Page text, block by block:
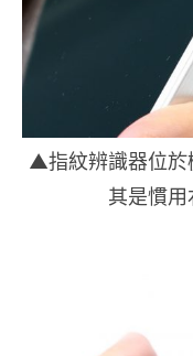
▲指紋辨識器位於
其是慣用